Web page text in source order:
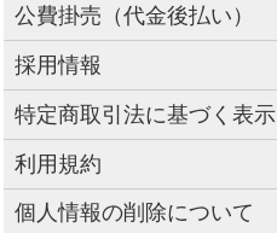
公費掛売（代金後払い）
採用情報
特定商取引法に基づく表示
利用規約
個人情報の削除について